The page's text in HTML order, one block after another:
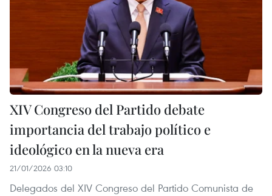
XIV Congreso del Partido debate
importancia del trabajo político e
ideológico en la nueva era
21/01/2026 03:10
Delegados del XIV Congreso del Partido Comunista de